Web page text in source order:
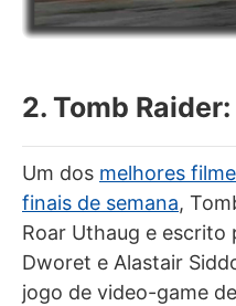
2. Tomb
Um dos melhores
finais de semana,
Roar Uthaug e escrito
Dworet e Alastair
jogo de video-game